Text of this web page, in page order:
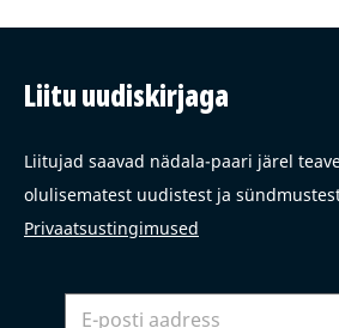
Liitu uudiskirjaga
Liitujad saavad nädala-paari järel
olulisematest uudistest ja
Privaatsustingimused